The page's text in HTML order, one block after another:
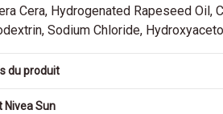
Cera, Hydrogenated Rapeseed Oil,
Sodium Chloride,
du produit
Nivea Sun